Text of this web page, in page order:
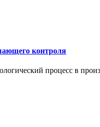
контроля
процесс в